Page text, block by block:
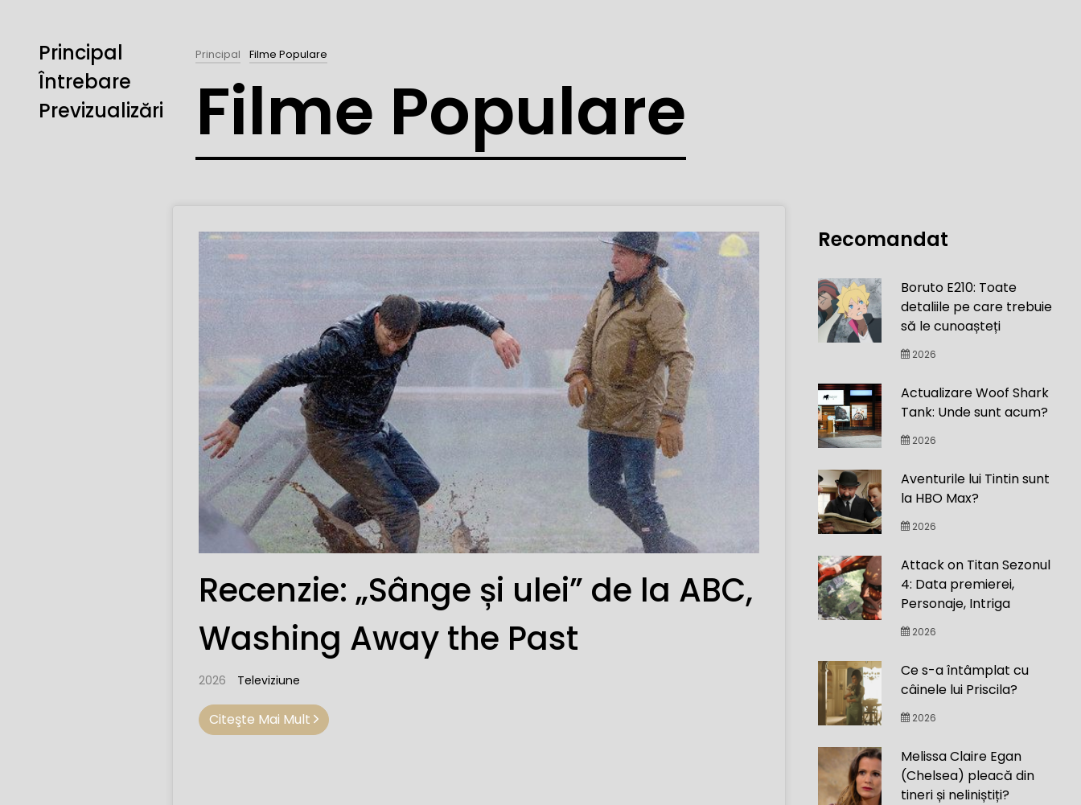
Principal
Întrebare
Previzualizări
Principal Filme Populare
Filme Populare
Recenzie: „Sânge și ulei” de la ABC,
Washing Away the Past
2026 Televiziune
Citeşte Mai Mult
Recomandat
Boruto E210: Toate
detaliile pe care trebuie
să le cunoașteți
2026
Actualizare Woof Shark
Tank: Unde sunt acum?
2026
Aventurile lui Tintin sunt
la HBO Max?
2026
Attack on Titan Sezonul
4: Data premierei,
Personaje, Intriga
2026
Ce s-a întâmplat cu
câinele lui Priscila?
2026
Melissa Claire Egan
(Chelsea) pleacă din
tineri și neliniștiți?